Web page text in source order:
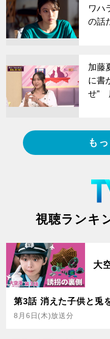
ワハ
の話
加藤
に書
せ”
も
視聴ランキ
大
第3話 消えた子供と兎
8月6日(木)放送分